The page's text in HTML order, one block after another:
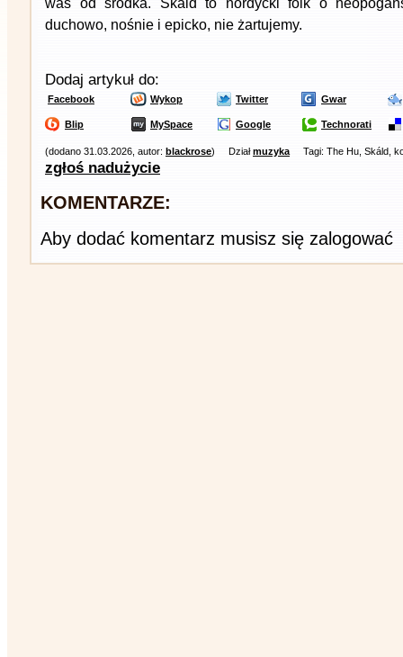
was od środka. Skáld to nordycki folk o
duchowo, nośnie i epicko, nie żartujemy.
Dodaj artykuł do:
Facebook Wykop Twitter Gwar
Blip MySpace Google Technorati
(dodano 31.03.2026, autor: blackrose) Działmuzyka Tagi: The Hu, Skáld,
zgłoś nadużycie
KOMENTARZE:
Aby dodać komentarz musisz się zalogować